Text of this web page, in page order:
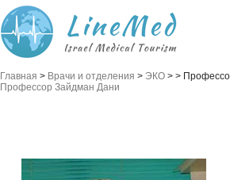
Главная > Врачи и отделения > ЭКО >
Профессор Зайдман Дани
>